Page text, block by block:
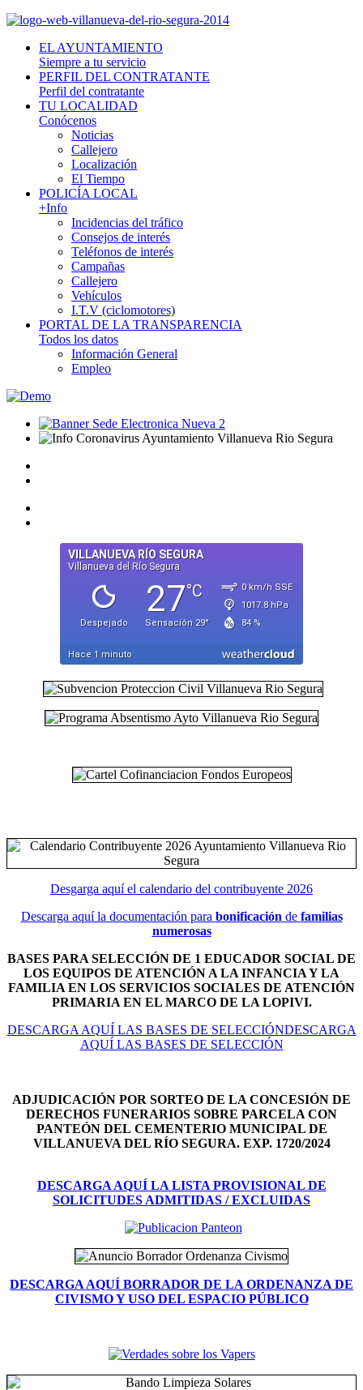
EL AYUNTAMIENTO
Siempre a tu servicio
PERFIL DEL CONTRATANTE
Perfil del contratante
TU LOCALIDAD
Conócenos
Noticias
Callejero
Localización
El Tiempo
POLICÍA LOCAL
+Info
Incidencias del tráfico
Consejos de interés
Teléfonos de interés
Campañas
Callejero
Vehículos
I.T.V (ciclomotores)
PORTAL DE LA TRANSPARENCIA
Todos los datos
Información General
Empleo
Desgarga aquí el calendario del contribuyente 2026
Descarga aquí la documentación para bonificación de familias
numerosas
BASES PARA SELECCIÓN DE 1 EDUCADOR SOCIAL DE
LOS EQUIPOS DE ATENCIÓN A LA INFANCIA Y LA
FAMILIA EN LOS SERVICIOS SOCIALES DE ATENCIÓN
PRIMARIA EN EL MARCO DE LA LOPIVI.
DESCARGA AQUÍ LAS BASES DE SELECCIÓNDESCARGA
AQUÍ LAS BASES DE SELECCIÓN
ADJUDICACIÓN POR SORTEO DE LA CONCESIÓN DE
DERECHOS FUNERARIOS SOBRE PARCELA CON
PANTEÓN DEL CEMENTERIO MUNICIPAL DE
VILLANUEVA DEL RÍO SEGURA. EXP. 1720/2024
DESCARGA AQUÍ LA LISTA PROVISIONAL DE
SOLICITUDES ADMITIDAS / EXCLUIDAS
DESCARGA AQUÍ BORRADOR DE LA ORDENANZA DE
CIVISMO Y USO DEL ESPACIO PÚBLICO